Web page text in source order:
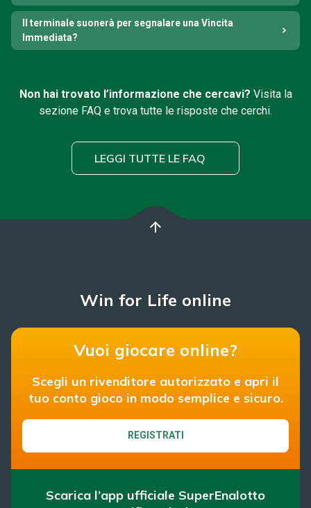
Il terminale suonerà per segnalare una Vincita
Immediata?
Non hai trovato l’informazione che cercavi? Visita la
sezione FAQ e trova tutte le risposte che cerchi.
LEGGI TUTTE LE FAQ
arrow_upward
Win for Life online
Vuoi giocare online?
Scegli un rivenditore autorizzato e apri il
tuo conto gioco in modo semplice e sicuro.
REGISTRATI
Scarica l’app ufficiale SuperEnalotto